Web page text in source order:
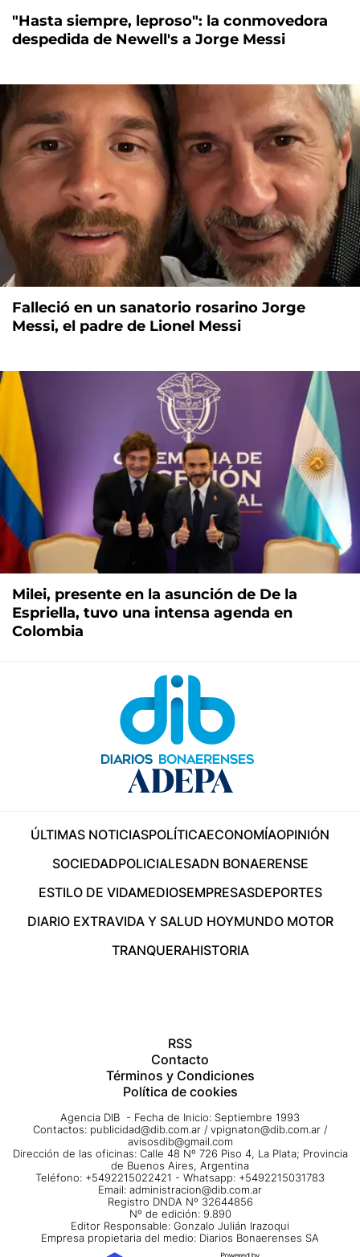
"Hasta siempre, leproso": la conmovedora
despedida de Newell's a Jorge Messi
Falleció en un sanatorio rosarino Jorge
Messi, el padre de Lionel Messi
Milei, presente en la asunción de De la
Espriella, tuvo una intensa agenda en
Colombia
ÚLTIMAS NOTICIASPOLÍTICAECONOMÍAOPINIÓN
SOCIEDADPOLICIALESADN BONAERENSE
ESTILO DE VIDAMEDIOSEMPRESASDEPORTES
DIARIO EXTRAVIDA Y SALUD HOYMUNDO MOTOR
TRANQUERAHISTORIA
RSS
Contacto
Términos y Condiciones
Política de cookies
Agencia DIB - Fecha de Inicio: Septiembre 1993
Contactos: publicidad@dib.com.ar / vpignaton@dib.com.ar /
avisosdib@gmail.com
Dirección de las oficinas: Calle 48 Nº 726 Piso 4, La Plata; Provincia
de Buenos Aires, Argentina
Teléfono: +5492215022421 - Whatsapp: +5492215031783
Email: administracion@dib.com.ar
Registro DNDA Nº 32644856
Nº de edición: 9.890
Editor Responsable: Gonzalo Julián Irazoqui
Empresa propietaria del medio: Diarios Bonaerenses SA